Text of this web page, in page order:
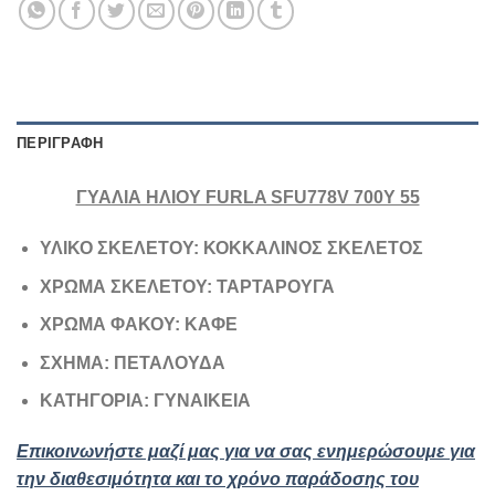
ΠΕΡΙΓΡΑΦΉ
ΓΥΑΛΙΑ ΗΛΙΟΥ FURLA SFU778V 700Y 55
ΥΛΙΚΟ ΣΚΕΛΕΤΟΥ: ΚΟΚΚΑΛΙΝΟΣ ΣΚΕΛΕΤΟΣ
ΧΡΩΜΑ ΣΚΕΛΕΤΟΥ: ΤΑΡΤΑΡΟΥΓΑ
ΧΡΩΜΑ ΦΑΚΟΥ: ΚΑΦΕ
ΣΧΗΜΑ: ΠΕΤΑΛΟΥΔΑ
ΚΑΤΗΓΟΡΙΑ: ΓΥΝΑΙΚΕΙΑ
Επικοινωνήστε μαζί μας για να σας ενημερώσουμε για
την διαθεσιμότητα και το χρόνο παράδοσης του